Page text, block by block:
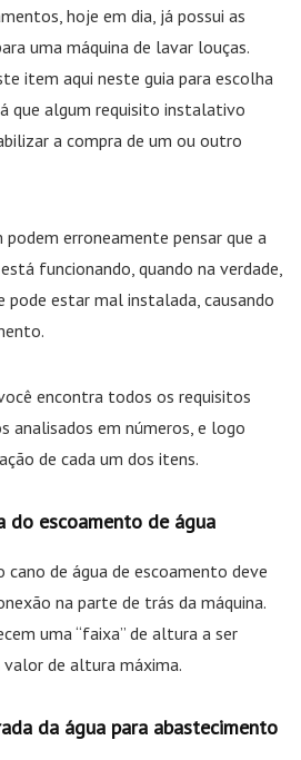
hoje em dia, já possui as
uma máquina de lavar louças.
item aqui neste guia para escolha
que algum requisito instalativo
a compra de um ou outro
erroneamente pensar que a
funcionando, quando na verdade,
pode estar mal instalada, causando
encontra todos os requisitos
analisados em números, e logo
de cada um dos itens.
do escoamento de água
cano de água de escoamento deve
na parte de trás da máquina.
uma “faixa” de altura a ser
de altura máxima.
da água para abastecimento